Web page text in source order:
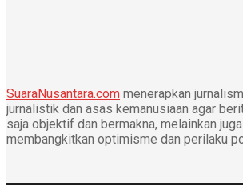
SuaraNusantara.com menerapkan
jurnalistik dan asas kemanusiaan agar
saja objektif dan bermakna, melainkan
membangkitkan optimisme dan perilaku